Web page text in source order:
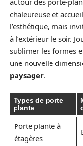
chaleureuse et
l’esthétique, mais
à l’extérieur le soir.
sublimer les formes
une nouvelle
paysager.
Types de porte
plante
Porte plante à
étagères